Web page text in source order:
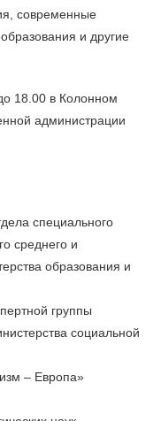
современные
и другие
18.00 в Колонном
администрации
специального
среднего и
образования и
группы
социальной
– Европа»